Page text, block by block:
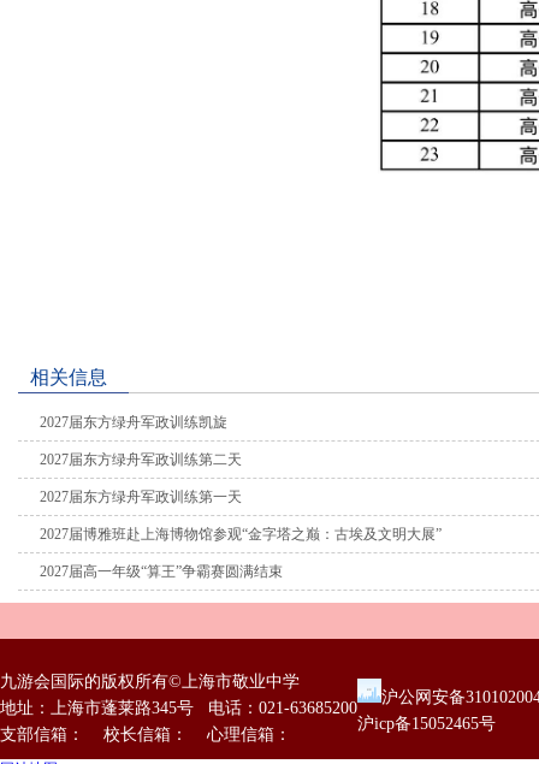
相关信息
2027届东方绿舟军政训练凯旋
2027届东方绿舟军政训练第二天
2027届东方绿舟军政训练第一天
2027届博雅班赴上海博物馆参观“金字塔之巅：古埃及文明大展”
2027届高一年级“算王”争霸赛圆满结束
九游会国际的版权所有©上海市敬业中学
地址：上海市蓬莱路345号 电话：021-63685200
支部信箱： 校长信箱： 心理信箱：
沪公网安备
沪icp备15052465号